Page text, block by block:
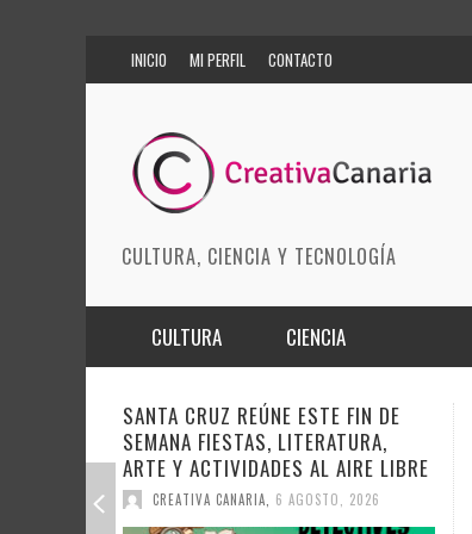
INICIO MI PERFIL CONTACTO
CULTURA, CIENCIA Y TECNOLOGÍA
CULTURA
ARTES ESCÉNICAS
MODA
CIENCIA
INNOVACIÓN
CIENCIAS DE LA TIERRA
EFECTO PASILLO SE PONE
SINFÓNICO EN SONORA JUNTO A LA
ORQUESTA MAESTRO VALLE Y
BARRIOS ORQUESTADOS
CREATIVA CANARIA, 6 AGOSTO, 2026